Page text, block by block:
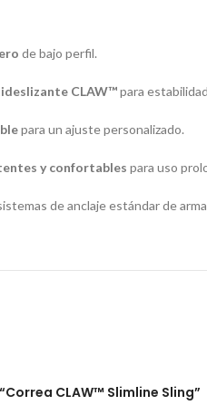
de bajo perfil.
CLAW™para
para un ajuste personalizado.
y confortables para uso
de anclaje estándar de
CLAW™ Slimline Sling”